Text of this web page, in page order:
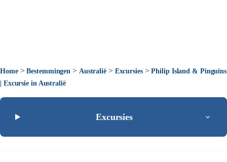
Home>Bestemmingen > Australië> Excursies>Philip Island & Pinguïns
| Excursie in Australië
Excursies